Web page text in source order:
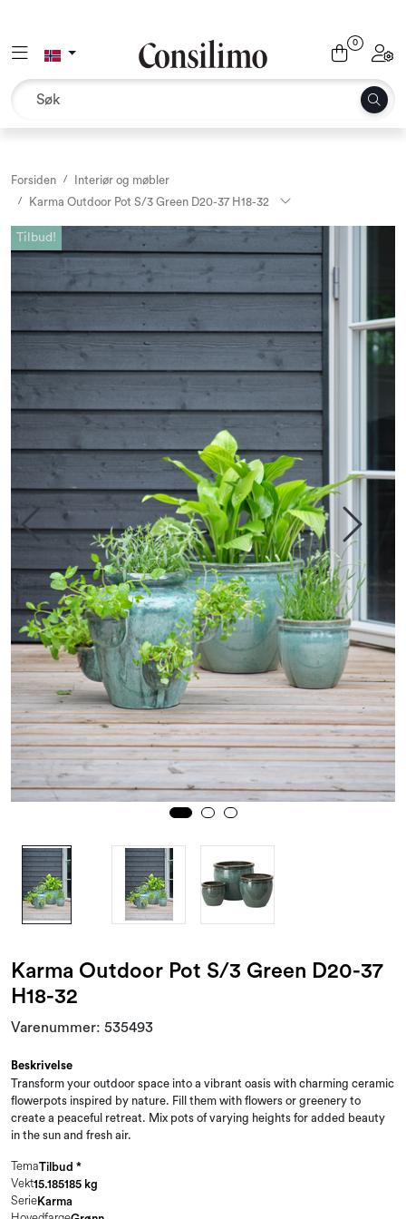
Toggle navigation
0
Forsiden
Interiør og møbler
Karma Outdoor Pot S/3 Green D20-37 H18-32
Tilbud!
Karma Outdoor Pot S/3 Green D20-37
H18-32
Varenummer: 535493
Beskrivelse
Transform your outdoor space into a vibrant oasis with charming ceramic
flowerpots inspired by nature. Fill them with flowers or greenery to
create a peaceful retreat. Mix pots of varying heights for added beauty
in the sun and fresh air.
TemaTilbud *
Vekt15.185185 kg
SerieKarma
Interiør og møbler
Utemiljø
Emballasje
Dekor og binderi
Outlet
Varemerker